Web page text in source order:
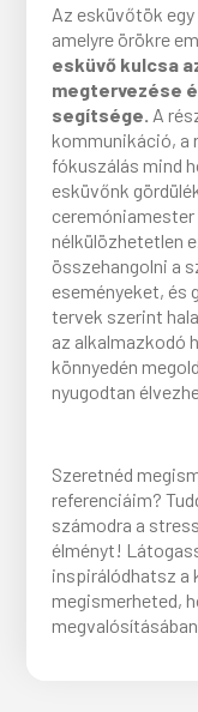
Az esküvőtök
amelyre örökre
esküvő kulcsa
megtervezése
segítsége. A
kommunikáció, a
fókuszálás mind
esküvőnk
nélkülözhetetlen
összehangolni a
eseményeket, és
tervek szerint
az alkalmazkodó
könnyedén
nyugodtan
Szeretnéd
referenciáim?
számodra a
élményt!
inspirálódhatsz a
megismerheted,